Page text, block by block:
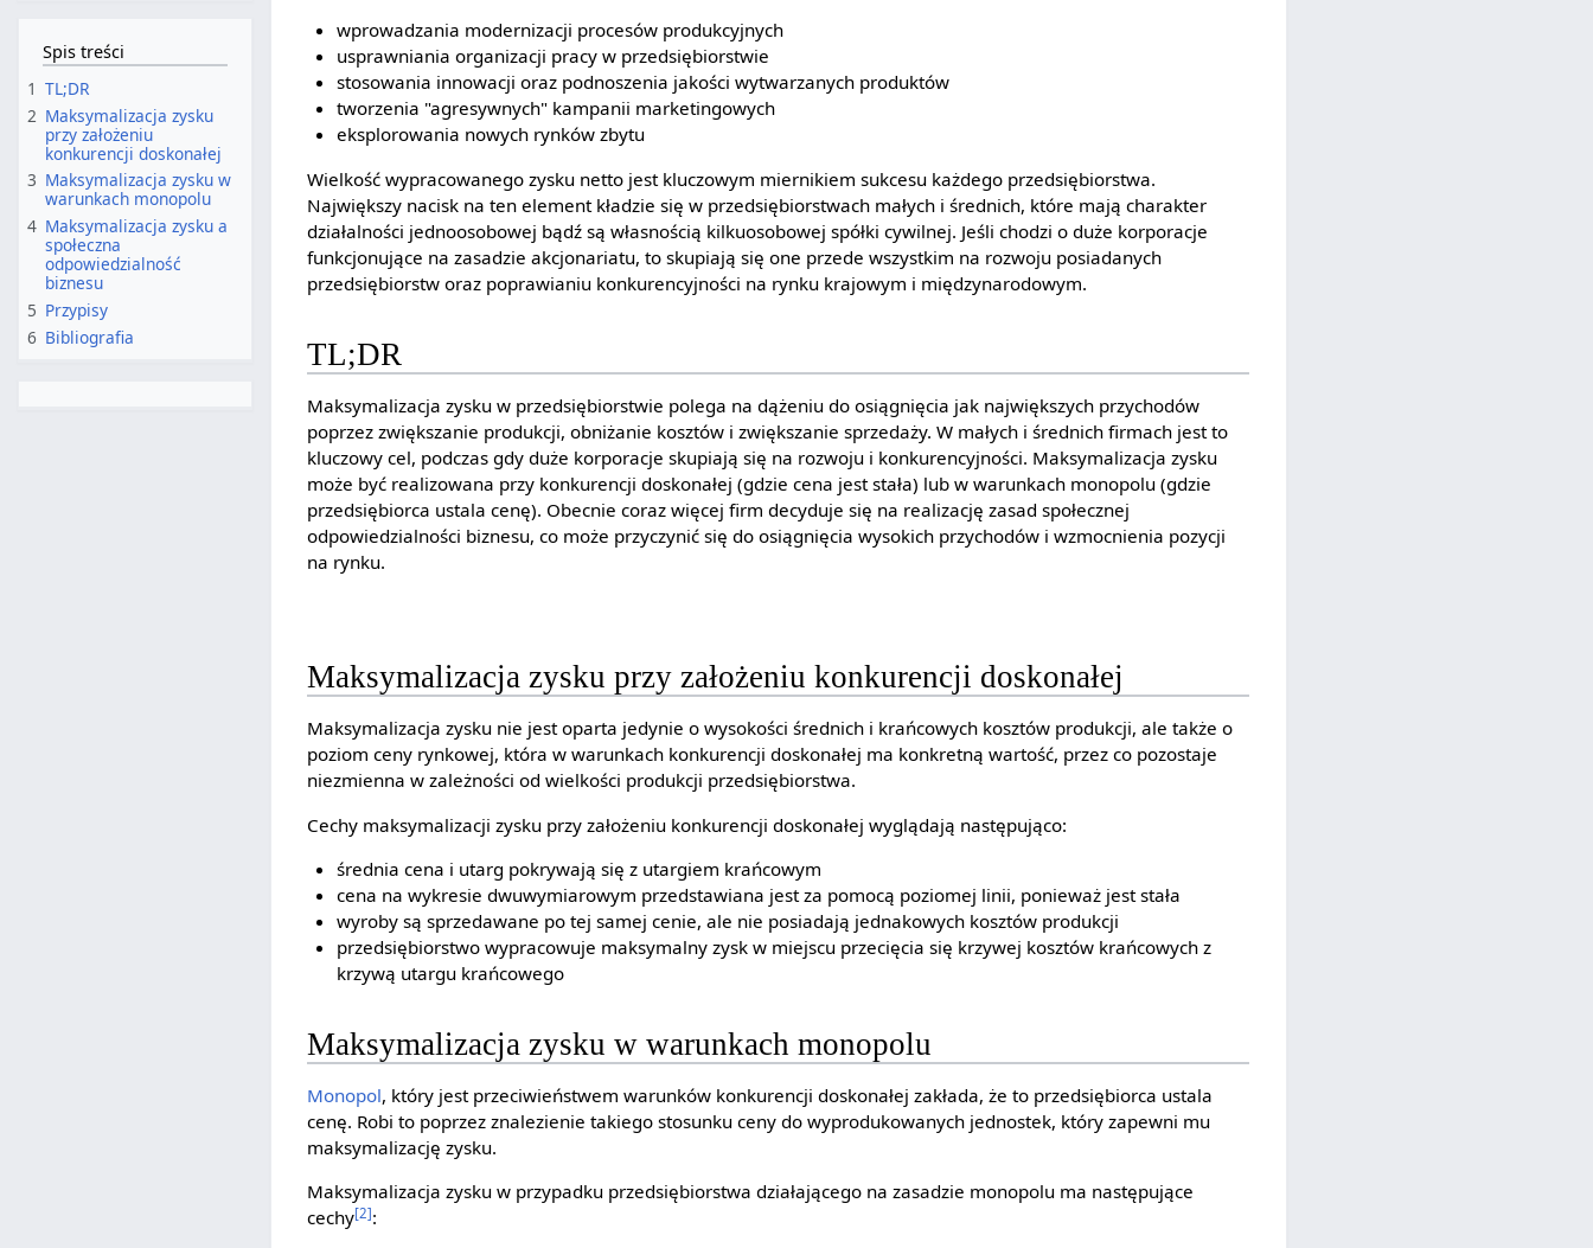
wprowadzania modernizacji procesów produkcyjnych
usprawniania organizacji pracy w przedsiębiorstwie
stosowania innowacji oraz podnoszenia jakości wytwarzanych produktów
tworzenia "agresywnych" kampanii marketingowych
eksplorowania nowych rynków zbytu
Wielkość wypracowanego zysku netto jest kluczowym miernikiem sukcesu każdego przedsiębiorstwa.
Największy nacisk na ten element kładzie się w przedsiębiorstwach małych i średnich, które mają charakter
działalności jednoosobowej bądź są własnością kilkuosobowej spółki cywilnej. Jeśli chodzi o duże korporacje
funkcjonujące na zasadzie akcjonariatu, to skupiają się one przede wszystkim na rozwoju posiadanych
przedsiębiorstw oraz poprawianiu konkurencyjności na rynku krajowym i międzynarodowym.
TL;DR
Maksymalizacja zysku w przedsiębiorstwie polega na dążeniu do osiągnięcia jak największych przychodów
poprzez zwiększanie produkcji, obniżanie kosztów i zwiększanie sprzedaży. W małych i średnich firmach jest to
kluczowy cel, podczas gdy duże korporacje skupiają się na rozwoju i konkurencyjności. Maksymalizacja zysku
może być realizowana przy konkurencji doskonałej (gdzie cena jest stała) lub w warunkach monopolu (gdzie
przedsiębiorca ustala cenę). Obecnie coraz więcej firm decyduje się na realizację zasad społecznej
odpowiedzialności biznesu, co może przyczynić się do osiągnięcia wysokich przychodów i wzmocnienia pozycji
na rynku.
Maksymalizacja zysku przy założeniu konkurencji doskonałej
Maksymalizacja zysku nie jest oparta jedynie o wysokości średnich i krańcowych kosztów produkcji, ale także o
poziom ceny rynkowej, która w warunkach konkurencji doskonałej ma konkretną wartość, przez co pozostaje
niezmienna w zależności od wielkości produkcji przedsiębiorstwa.
Cechy maksymalizacji zysku przy założeniu konkurencji doskonałej wyglądają następująco:
średnia cena i utarg pokrywają się z utargiem krańcowym
cena na wykresie dwuwymiarowym przedstawiana jest za pomocą poziomej linii, ponieważ jest stała
wyroby są sprzedawane po tej samej cenie, ale nie posiadają jednakowych kosztów produkcji
przedsiębiorstwo wypracowuje maksymalny zysk w miejscu przecięcia się krzywej kosztów krańcowych z
krzywą utargu krańcowego
Maksymalizacja zysku w warunkach monopolu
Monopol, który jest przeciwieństwem warunków konkurencji doskonałej zakłada, że to przedsiębiorca ustala
cenę. Robi to poprzez znalezienie takiego stosunku ceny do wyprodukowanych jednostek, który zapewni mu
maksymalizację zysku.
Maksymalizacja zysku w przypadku przedsiębiorstwa działającego na zasadzie monopolu ma następujące
cechy[2]:
Spis treści
1 TL;DR
2 Maksymalizacja zysku
przy założeniu
konkurencji doskonałej
3 Maksymalizacja zysku w
warunkach monopolu
4 Maksymalizacja zysku a
społeczna
odpowiedzialność
biznesu
5 Przypisy
6 Bibliografia